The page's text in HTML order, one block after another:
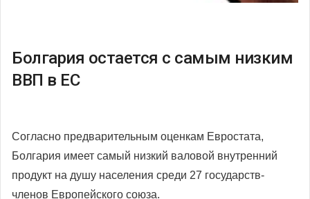
Болгария остается с самым низким
ВВП в ЕС
Согласно предварительным оценкам Евростата,
Болгария имеет самый низкий валовой внутренний
продукт на душу населения среди 27 государств-
членов Европейского союза.